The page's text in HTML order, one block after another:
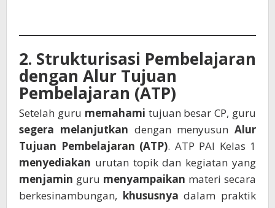
2. Strukturisasi Pembelajaran
dengan Alur Tujuan
Pembelajaran (ATP)
Setelah guru memahami tujuan besar CP, guru
segera melanjutkan dengan menyusun Alur
Tujuan Pembelajaran (ATP). ATP PAI Kelas 1
menyediakan urutan topik dan kegiatan yang
menjamin guru menyampaikan materi secara
berkesinambungan, khususnya dalam praktik